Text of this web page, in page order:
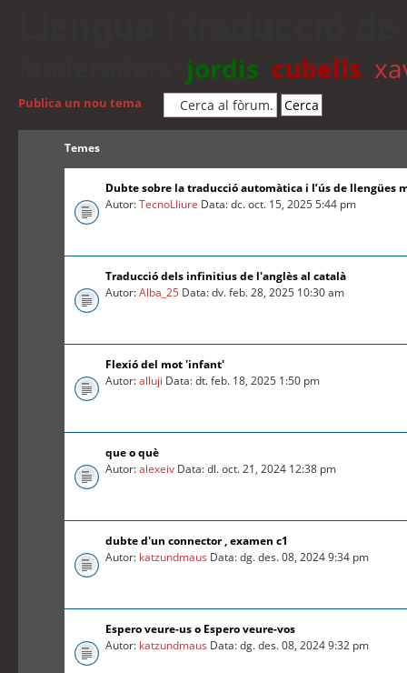
jordis cubells
Publica un nou tema
Temes
Dubte sobre la traducció automàtica i l’ús de llengües
Autor:TecnoLliure Data: dc. oct. 15, 2025 5:44 pm
Traducció dels infinitius de l'anglès al català
Autor:Alba_25 Data: dv. feb. 28, 2025 10:30 am
Flexió del mot 'infant'
Autor:alluji Data: dt. feb. 18, 2025 1:50 pm
que o què
Autor:alexeiv Data: dl. oct. 21, 2024 12:38 pm
dubte d'un connector , examen c1
Autor: katzundmaus Data: dg. des. 08, 2024 9:34 pm
Espero veure-us o Espero veure-vos
Autor: katzundmaus Data: dg. des. 08, 2024 9:32 pm